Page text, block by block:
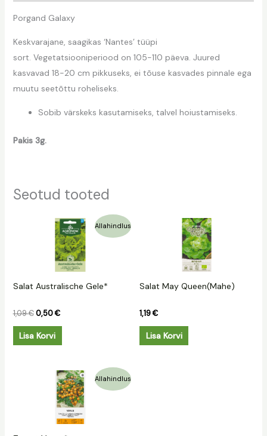
Porgand Galaxy
Keskvarajane, saagikas ‘Nantes’ tüüpi
sort. Vegetatsiooniperiood on 105-110 päeva. Juured
kasvavad 18-20 cm pikkuseks, ei tõuse kasvades pinnale ega
muutu seetõttu roheliseks.
Sobib värskeks kasutamiseks, talvel hoiustamiseks.
Pakis 3g.
Seotud tooted
Allahindlus
Salat Australische Gele*
1,09€
Algne
1,09 €.
0,50€
Praegune
hind
on:
0,50 €.
Lisa Korvi
Salat May Queen(Mahe)
1,19€
Lisa Korvi
Allahindlus
Praegune
hind
on:
0,65 €.